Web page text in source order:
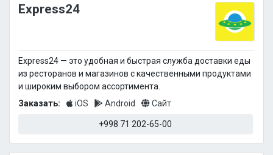
Express24
Express24 — это удобная и быстрая служба доставки еды
из ресторанов и магазинов с качественными продуктами
и широким выбором ассортимента.
Заказать:
iOS Android Сайт
+998 71 202-65-00